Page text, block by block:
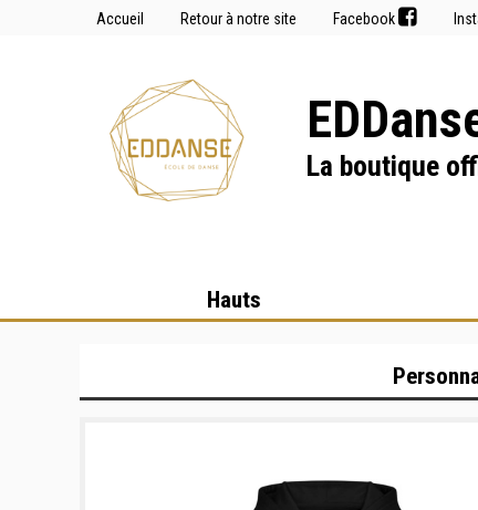
Accueil Retour à notre site Facebook
La boutique
Hauts